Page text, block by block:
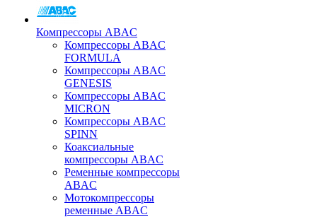
Компрессоры ABAC
Компрессоры ABAC
FORMULA
Компрессоры ABAC
GENESIS
Компрессоры ABAC
MICRON
Компрессоры ABAC
SPINN
Коаксиальные
компрессоры ABAC
Ременные компрессоры
ABAC
Мотокомпрессоры
ременные ABAC